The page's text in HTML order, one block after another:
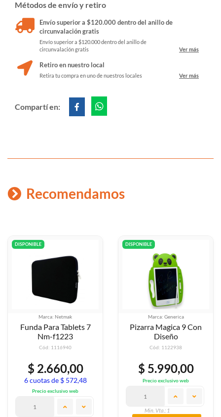
Métodos de envío y retiro
Envío superior a $120.000 dentro del anillo de
circunvalación gratis
Envío superior a $120.000 dentro del anillo de
circunvalación gratis
Ver más
Retiro en nuestro local
Retira tu compra en uno de nuestros locales Ver más
Compartí en:
Recomendamos
DISPONIBLE
Marca: Netmak
Funda Para Tablets 7
Nm-f1223
Cód: 1116940
$ 2.660,00
6 cuotas de $ 572,48
Precio exclusivo web
DISPONIBLE
Marca: Generica
Pizarra Magica 9 Con
Diseño
Cód: 1122938
$ 5.990,00
Precio exclusivo web
Min. Vta.: 1